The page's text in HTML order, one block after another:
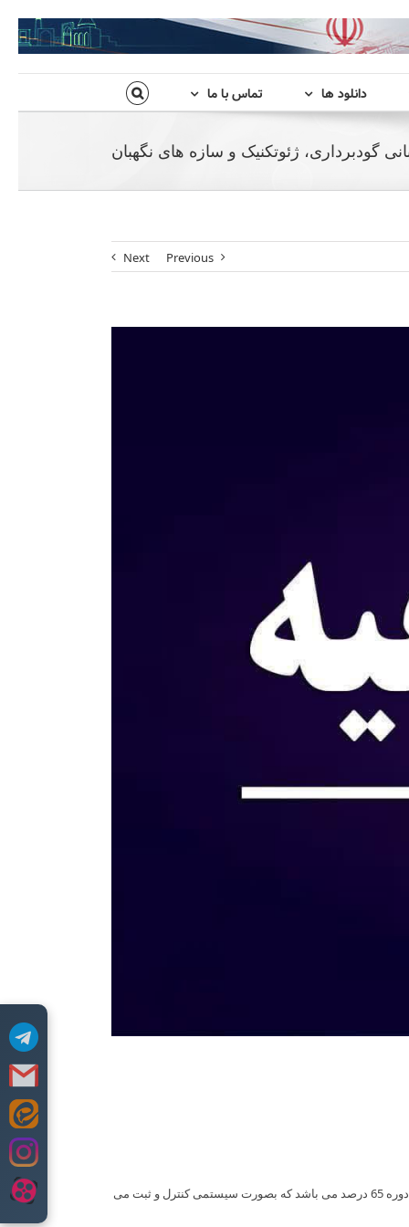
دانلود ها تماس با ما
گودبرداری، ژئوتکنیک و سازه های نگهبان
Previous
Next
مقتضی است در خصوص قطعی برق و اتصال اینترنت کنترل های لازم را قبل از برگزاری دوره بعمل آورید. حداقل میزان حضور در دوره جهت پذیرش دوره 65 درصد می باشد که بصورت سیستمی کنترل و ثبت می